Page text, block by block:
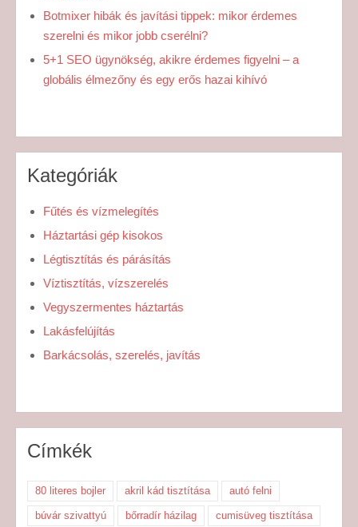
Botmixer hibák és javítási tippek: mikor érdemes
szerelni és mikor jobb cserélni?
5+1 SEO ügynökség, akikre érdemes figyelni – a
globális élmezőny és egy erős hazai kihívó
Kategóriák
Fűtés és vízmelegítés
Háztartási gép kisokos
Légtisztítás és párásítás
Víztisztítás, vízszerelés
Vegyszermentes háztartás
Lakásfelújítás
Barkácsolás, szerelés, javítás
Címkék
80 literes bojler akril kád tisztítása autó felni
búvár szivattyú bőrradír házilag cumisüveg tisztítása